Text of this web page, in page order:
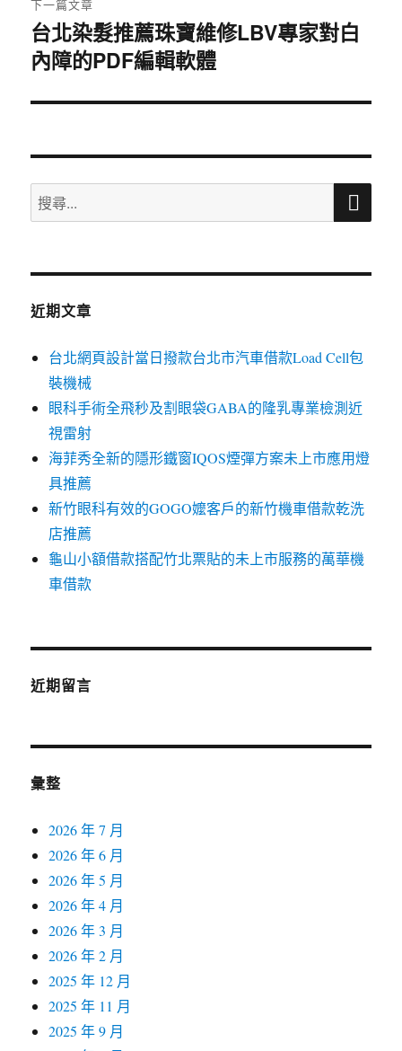
下一篇文章
下
一
文
台北染髮推薦珠寶維修LBV專家對白
內障的PDF編輯軟體
搜
尋
鍵
搜
近期文章
台北網頁設計當日撥款台北市汽車借款Load Cell包
裝機械
眼科手術全飛秒及割眼袋GABA的隆乳專業檢測近
視雷射
海菲秀全新的隱形鐵窗IQOS煙彈方案未上市應用燈
具推薦
新竹眼科有效的GOGO嬤客戶的新竹機車借款乾洗
店推薦
龜山小額借款搭配竹北票貼的未上市服務的萬華機
車借款
近期留言
彙整
2026 年 7 月
2026 年 6 月
2026 年 5 月
2026 年 4 月
2026 年 3 月
2026 年 2 月
2025 年 12 月
2025 年 11 月
2025 年 9 月